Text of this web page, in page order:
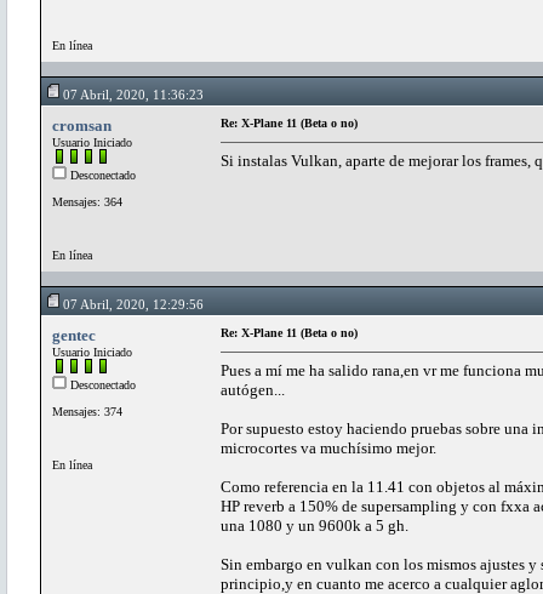
En línea
07 Abril, 2020, 11:36:23
cromsan
Usuario Iniciado
Desconectado
Mensajes: 364
En línea
Re: X-Plane 11 (Beta o no)
Si instalas Vulkan, aparte de mejorar los frames,
07 Abril, 2020, 12:29:56
gentec
Usuario Iniciado
Desconectado
Mensajes: 374
En línea
Re: X-Plane 11 (Beta o no)
Pues a mí me ha salido rana,en vr me funciona
autógen...
Por supuesto estoy haciendo pruebas sobre
microcortes va muchísimo mejor.
Como referencia en la 11.41 con objetos al
HP reverb a 150% de supersampling y con fxxa
una 1080 y un 9600k a 5 gh.
Sin embargo en vulkan con los mismos ajustes
principio,y en cuanto me acerco a cualquier